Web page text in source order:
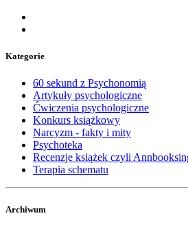
Kategorie
60 sekund z Psychonomią
Artykuły psychologiczne
Ćwiczenia psychologiczne
Konkurs książkowy
Narcyzm - fakty i mity
Psychoteka
Recenzje książek czyli
Terapia schematu
Archiwum